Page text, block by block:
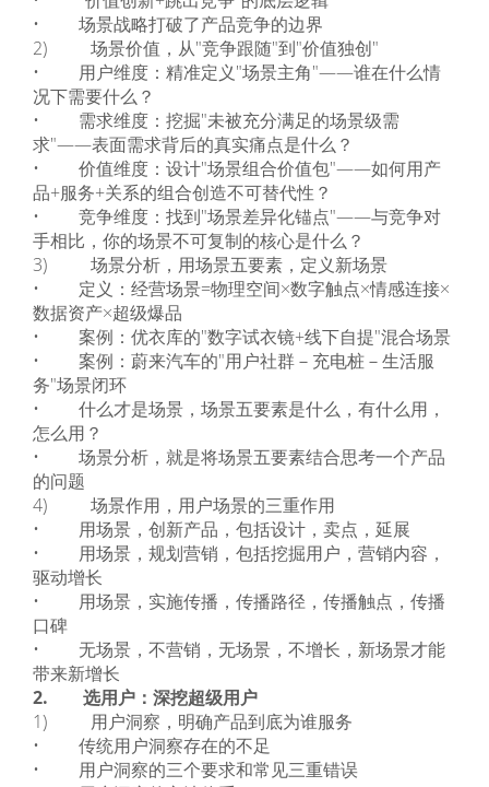
• 场景战略打破了产品竞争的边界
2) 场景价值，从"竞争跟随"到"价值独创"
• 用户维度：精准定义"场景主角"——谁在什么情
况下需要什么？
• 需求维度：挖掘"未被充分满足的场景级需
求"——表面需求背后的真实痛点是什么？
• 价值维度：设计"场景组合价值包"——如何用产
品+服务+关系的组合创造不可替代性？
• 竞争维度：找到"场景差异化锚点"——与竞争对
手相比，你的场景不可复制的核心是什么？
3) 场景分析，用场景五要素，定义新场景
• 定义：经营场景=物理空间×数字触点×情感连接×
数据资产×超级爆品
• 案例：优衣库的"数字试衣镜+线下自提"混合场景
• 案例：蔚来汽车的"用户社群－充电桩－生活服
务"场景闭环
• 什么才是场景，场景五要素是什么，有什么用，
怎么用？
• 场景分析，就是将场景五要素结合思考一个产品
的问题
4) 场景作用，用户场景的三重作用
• 用场景，创新产品，包括设计，卖点，延展
• 用场景，规划营销，包括挖掘用户，营销内容，
驱动增长
• 用场景，实施传播，传播路径，传播触点，传播
口碑
• 无场景，不营销，无场景，不增长，新场景才能
带来新增长
2. 选用户：深挖超级用户
1) 用户洞察，明确产品到底为谁服务
• 传统用户洞察存在的不足
• 用户洞察的三个要求和常见三重错误